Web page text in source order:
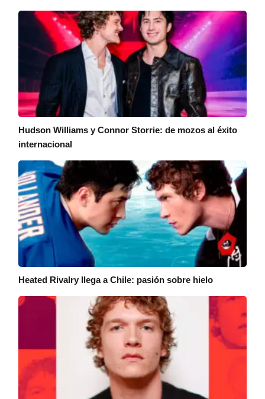
Hudson Williams y Connor Storrie: de mozos al éxito
internacional
Heated Rivalry llega a Chile: pasión sobre hielo